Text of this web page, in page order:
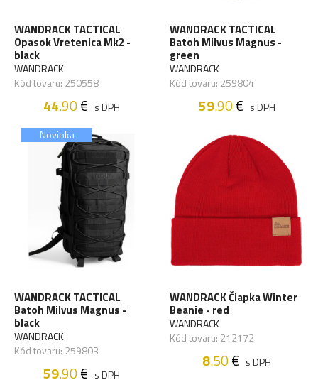
WANDRACK TACTICAL
Opasok Vretenica Mk2 -
black
WANDRACK
Kód tovaru: 250558
44.90€ s DPH
WANDRACK TACTICAL
Batoh Milvus Magnus -
green
WANDRACK
Kód tovaru: 259804
59.90€ s DPH
Novinka
WANDRACK TACTICAL
Batoh Milvus Magnus -
black
WANDRACK
Kód tovaru: 259803
59.90€ s DPH
WANDRACK Čiapka Winter
Beanie - red
WANDRACK
Kód tovaru: 212172
8.50€ s DPH